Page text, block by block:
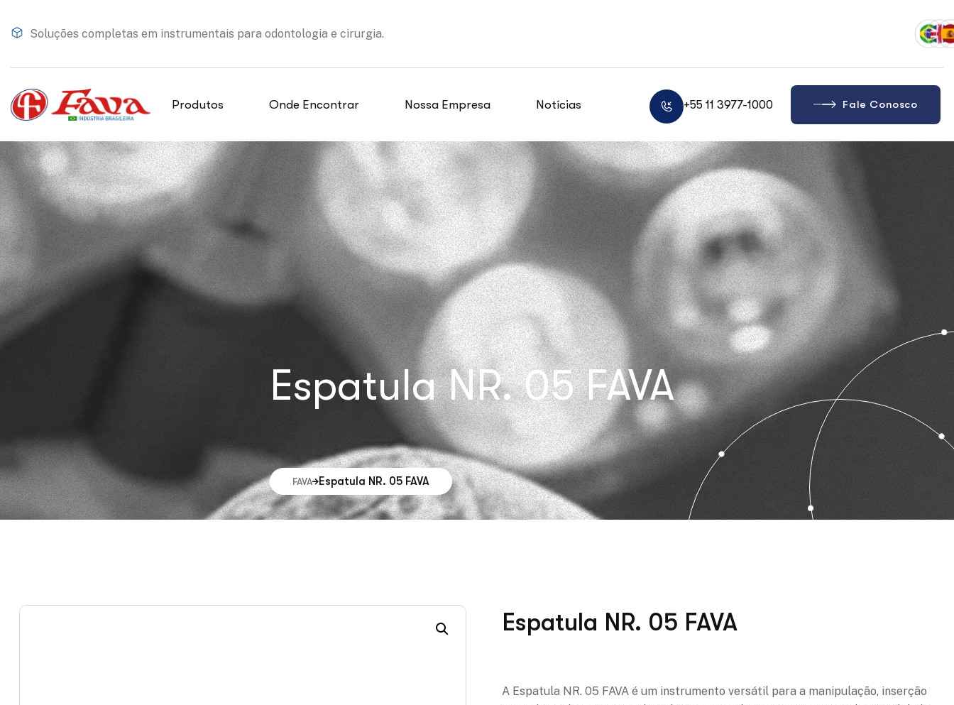
Soluções completas em instrumentais para odontologia e cirurgia.
Produtos Onde Encontrar Nossa Empresa Notícias +55 11 3977-1000 Fale Conosco
Espatula NR. 05 FAVA
FAVA Espatula NR. 05 FAVA
Espatula NR. 05 FAVA
A Espatula NR. 05 FAVA é um instrumento versátil para a manipulação, inserção